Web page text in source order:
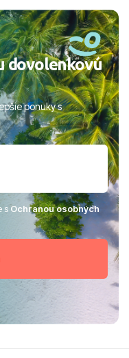
dovolenkovú
ponuky s
sOchranou osobných